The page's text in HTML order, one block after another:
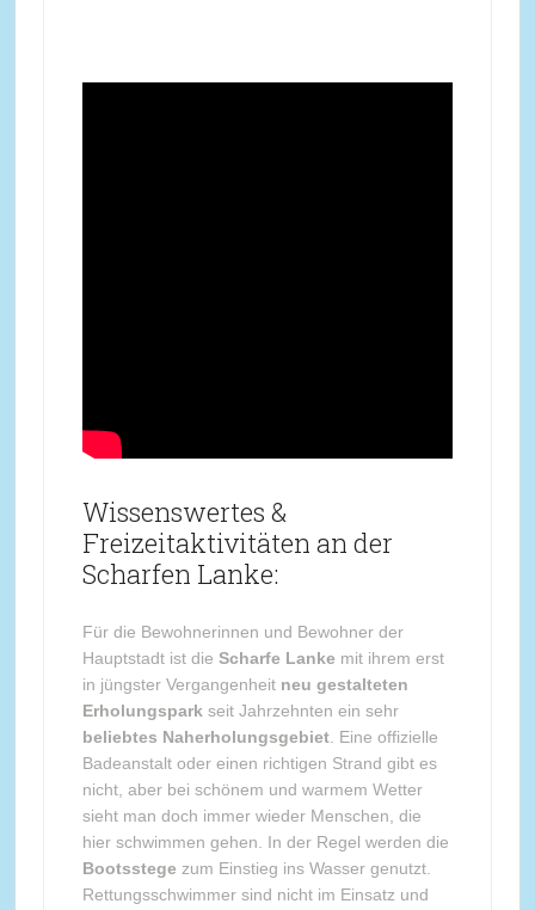
Wissenswertes &
Freizeitaktivitäten an der
Scharfen Lanke:
Für die Bewohnerinnen und Bewohner der
Hauptstadt ist die Scharfe Lanke mit ihrem erst
in jüngster Vergangenheit neu gestalteten
Erholungspark seit Jahrzehnten ein sehr
beliebtes Naherholungsgebiet. Eine offizielle
Badeanstalt oder einen richtigen Strand gibt es
nicht, aber bei schönem und warmem Wetter
sieht man doch immer wieder Menschen, die
hier schwimmen gehen. In der Regel werden die
Bootsstege zum Einstieg ins Wasser genutzt.
Rettungsschwimmer sind nicht im Einsatz und